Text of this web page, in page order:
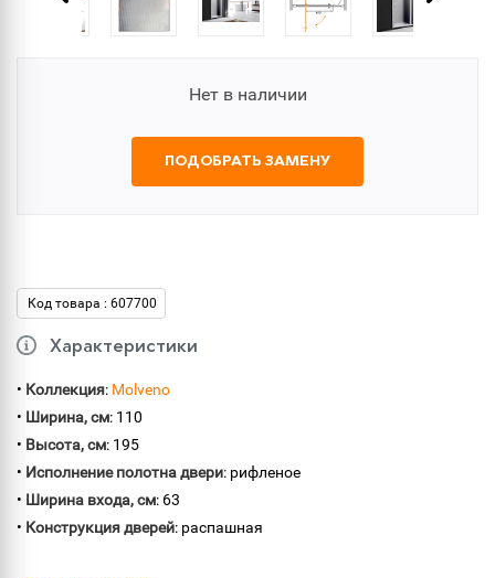
Нет в наличии
ПОДОБРАТЬ ЗАМЕНУ
Код товара : 607700
Характеристики
• Коллекция: Molveno
• Ширина, см: 110
• Высота, см: 195
• Исполнение полотна двери: рифленое
• Ширина входа, см: 63
• Конструкция дверей: распашная